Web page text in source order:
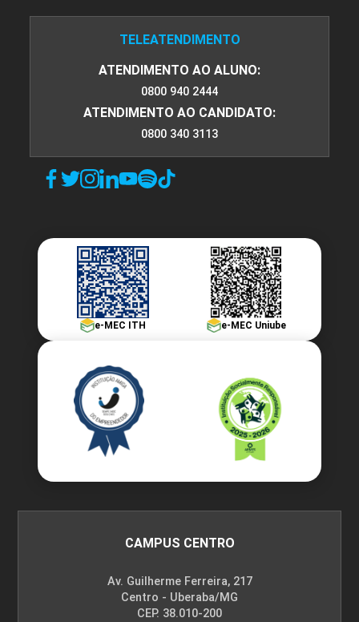
TELEATENDIMENTO
ATENDIMENTO AO ALUNO:
0800 940 2444
ATENDIMENTO AO CANDIDATO:
0800 340 3113
e-MEC ITH e-MEC Uniube
CAMPUS CENTRO
Av. Guilherme Ferreira, 217
Centro - Uberaba/MG
CEP. 38.010-200